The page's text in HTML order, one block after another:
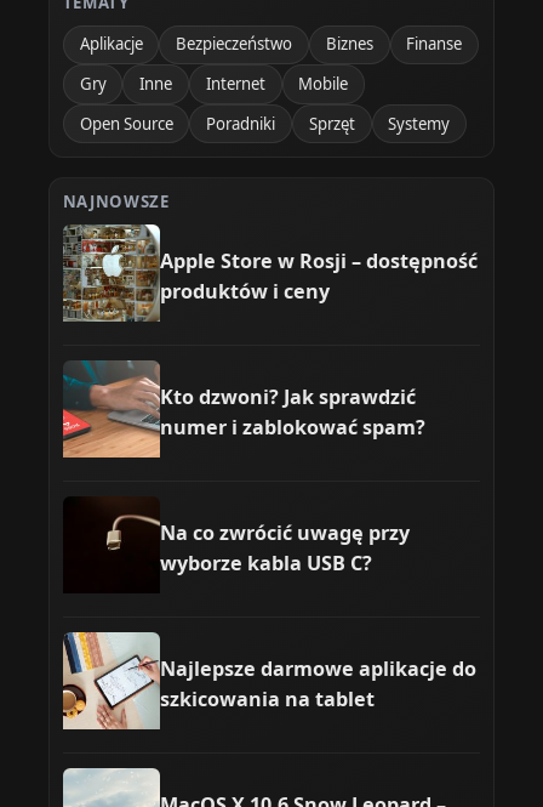
Aplikacje
Bezpieczeństwo Biznes
Finanse
Gry
Inne Internet
Mobile
Open Source
Poradniki Sprzęt Systemy
NAJNOWSZE
Apple Store w Rosji – dostępność
produktów i ceny
Kto dzwoni? Jak sprawdzić
numer i zablokować spam?
Na co zwrócić uwagę przy
wyborze kabla USB C?
Najlepsze darmowe aplikacje do
szkicowania na tablet